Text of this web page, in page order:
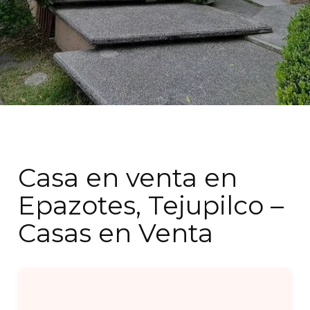
Casa en venta en
Epazotes, Tejupilco –
Casas en Venta